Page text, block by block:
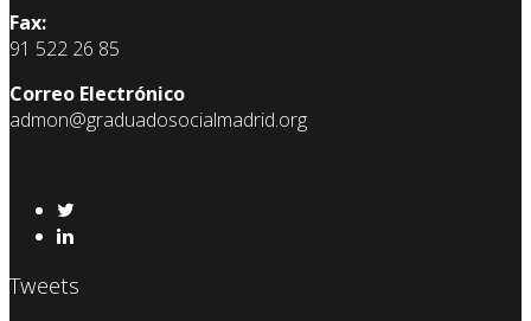
Fax:
91 522 26 85
Correo Electrónico
admon@graduadosocialmadrid.org
Tweets